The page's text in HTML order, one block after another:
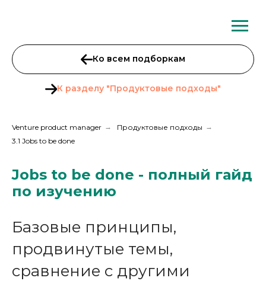
Ко всем подборкам
К разделу "Продуктовые подходы"
Venture product manager → Продуктовые подходы →
3.1 Jobs to be done
Jobs to be done - полный гайд
по изучению
Базовые принципы,
продвинутые темы,
сравнение с другими